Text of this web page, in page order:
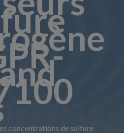
concentrations de sulfure